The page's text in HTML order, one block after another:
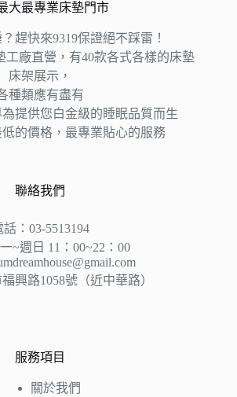
大最專業床墊門市
趕快來9319保證絕不踩雷！
工廠直營，有40款各式各樣的床墊
床架展示，
種類應有盡有
提供您白金級的睡眠品質而生
的價格，最專業貼心的服務
聯絡我們
話：03-5513194
~週日 11：00~22：00
興路1058號（近中華路）
服務項目
關於我們